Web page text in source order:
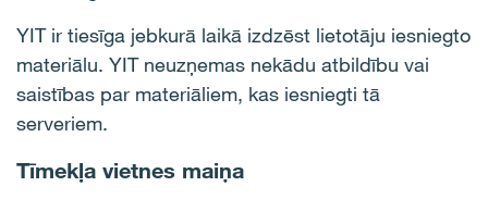
YIT ir tiesīga jebkurā laikā izdzēst lietotāju iesniegto
materiālu. YIT neuzņemas nekādu atbildību vai
saistības par materiāliem, kas iesniegti tā
serveriem.
Tīmekļa vietnes maiņa